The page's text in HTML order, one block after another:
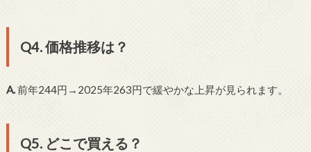
Q4. 価格推移は？
A.前年244円→2025年263円で緩やかな上昇が見られます。
Q5. どこで買える？